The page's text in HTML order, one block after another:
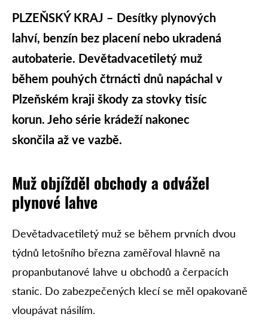
PLZEŇSKÝ KRAJ – Desítky plynových
lahví, benzín bez placení nebo ukradená
autobaterie. Devětadvacetiletý muž
během pouhých čtrnácti dnů napáchal v
Plzeňském kraji škody za stovky tisíc
korun. Jeho série krádeží nakonec
skončila až ve vazbě.
Muž objížděl obchody a odvážel
plynové lahve
Devětadvacetiletý muž se během prvních dvou
týdnů letošního března zaměřoval hlavně na
propanbutanové lahve u obchodů a čerpacích
stanic. Do zabezpečených klecí se měl opakovaně
vloupávat násilím.